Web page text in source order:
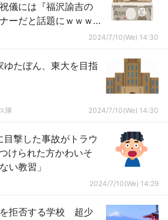
儀には『福沢諭吉の
ーだと話題にｗｗｗ
2024/7/10(We) 14:30
ゆたぼん、東大を目指
隊 2024/7/10(We) 14:30
目撃した事故がトラウ
けられた方かわいそ
い教習」
2024/7/10(We) 14:29
拒否する学校 超少